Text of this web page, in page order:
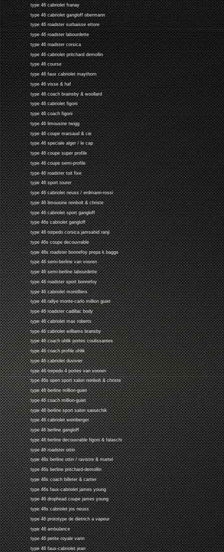
type 46 cabriolet franay
type 46 cabriolet gangloff obermann
type 46 roadster surbaisse ettore
type 46 roadster labourdette
type 46 roadster corsica
type 46 cabriolet pritchard demollin
type 46 course
type 46 faux cabriolet maythorn
type 46 visse & haf
type 46 coach brainsby & woollard
type 46 cabriolet figoni
type 46 coach figoni
type 46 limousine twigg
type 46 coupe marsaud & cie
type 46 speciale alger / le cap
type 46 coupe super profile
type 46 coupe semi-profile
type 46 roadster toit fixe
type 46 sport tourer
type 46 cabriolet neuss / erdmann-rossi
type 46 limousine reinbolt & christe
type 46 cabriolet sport gangloff
type 46s cabriolet gangloff
type 46 torpedo corsica jamsahid ranji
type 46s coupe decouvrable
type 46s roadster bonnefoy prepa k.baggs
type 46 semi-berline van vooren
type 46 semi-berline labourdette
type 46 roadster sport bonnefoy
type 46 cabriolet montilliers
type 46 rallye monte-carlo million guiet
type 46 roadster cadillac body
type 46 cabriolet max roberts
type 46 cabriolet williams bransby
type 46 coach uhlik portes coulissantes
type 46 coach profile uhlik
type 46 cabriolet duvivier
type 46 torpedo 4 portes van vooren
type 46s open sport salon reinbolt & christe
type 46 berline million-guiet
type 46 coach million-guiet
type 46 berline sport salon saoutchik
type 46 cabriolet weinberger
type 46 berline gangloff
type 46 berline decouvrable figoni & falaschi
type 46 roadster ottin
type 46s berline ottin / ravistre & martel
type 46s berline pritchard-demollin
type 46s coach billeter & cartier
type 46s faux-cabriolet james young
type 46 drophead coupe james young
type 46s cabriolet jos neuss
type 46 prototype de dietrich a vapeur
type 46 ambulance
type 46 petite royale varin
type 46 faux-cabriolet jean